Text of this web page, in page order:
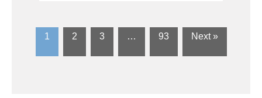
1 2 3 … 93 Next »